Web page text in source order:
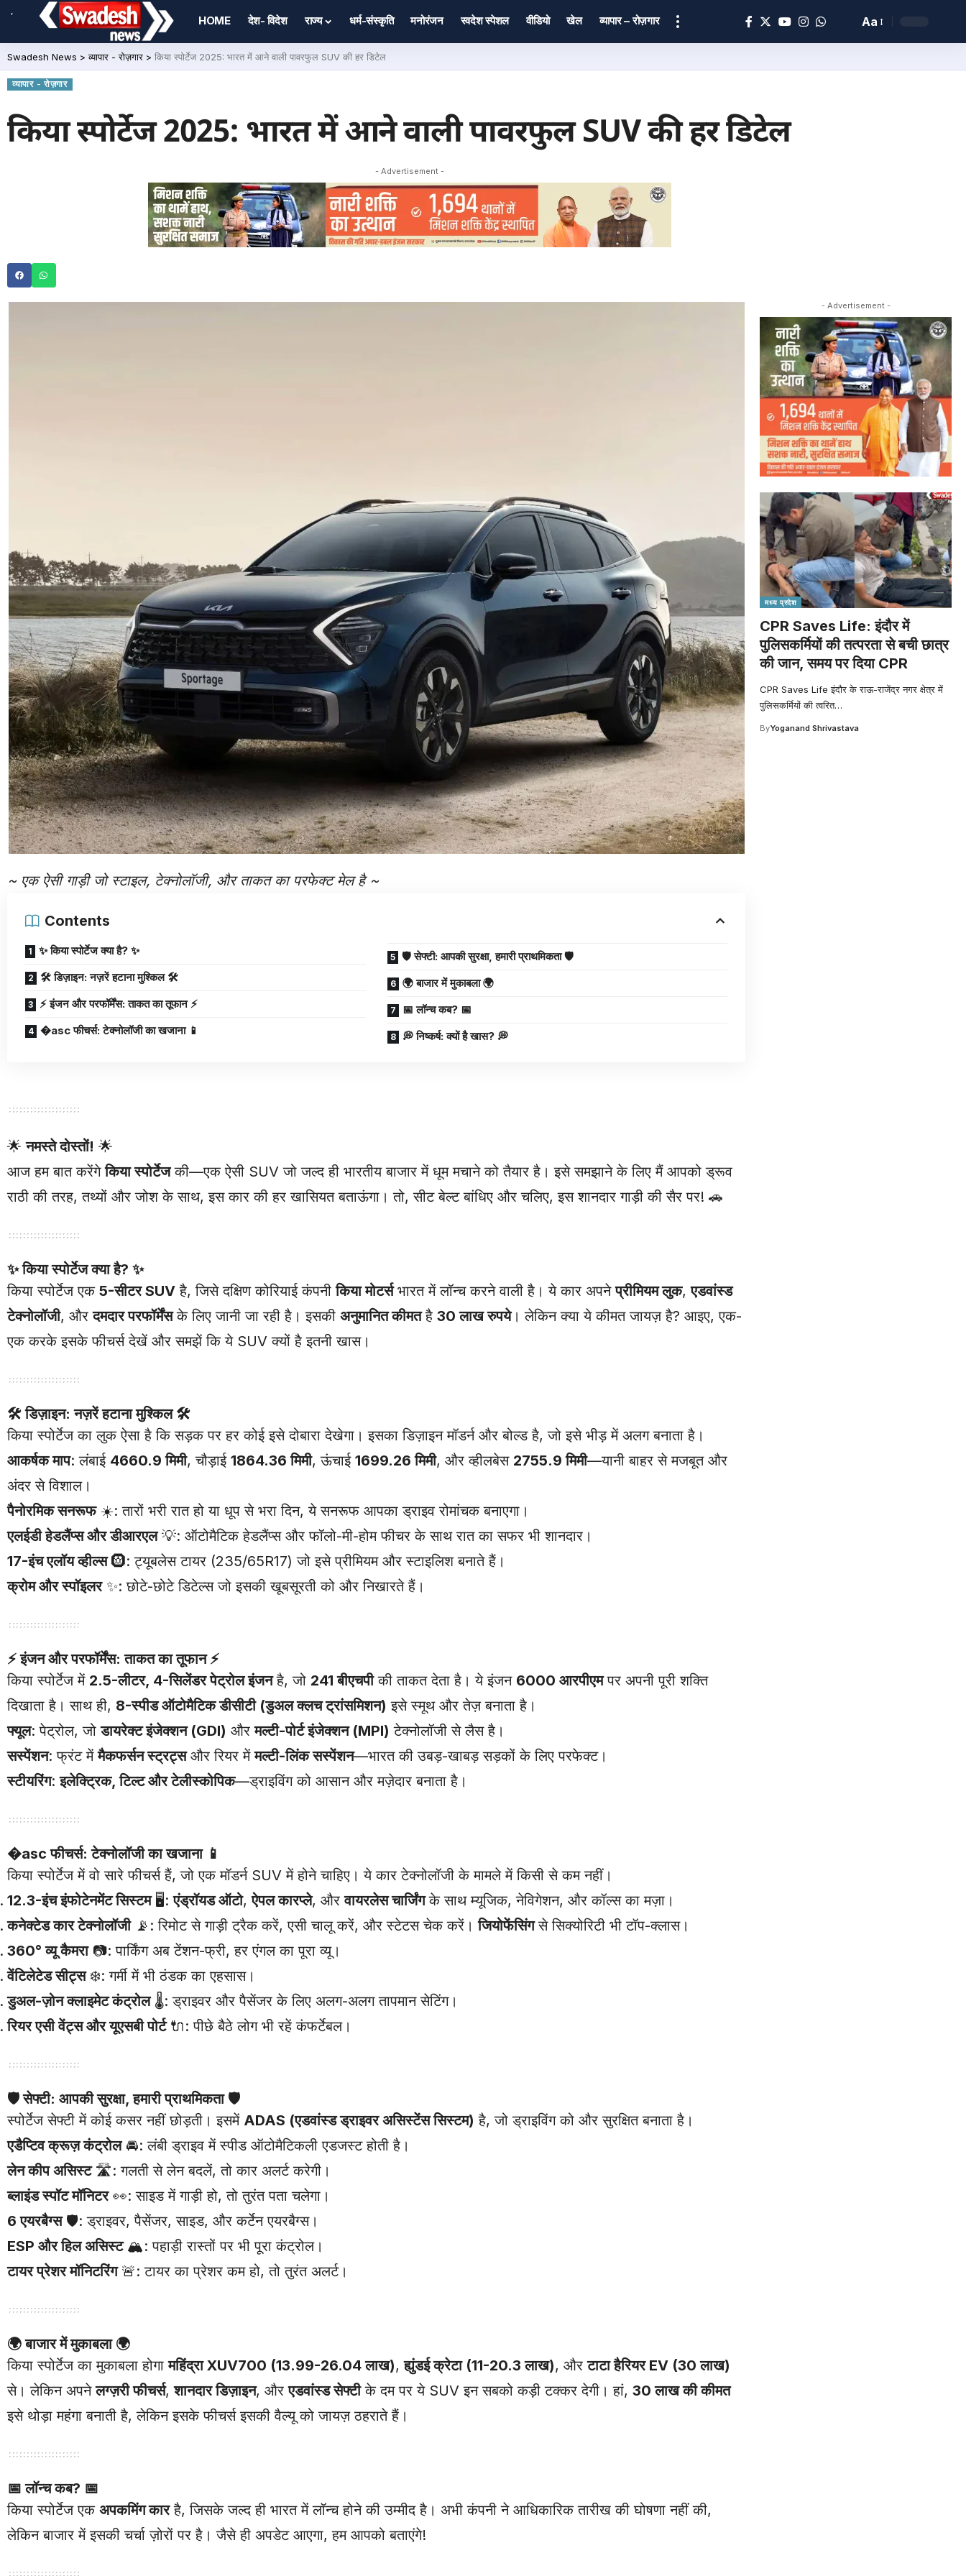
,
HOME देश- विदेश राज्य धर्म-संस्कृति मनोरंजन स्वदेश स्पेशल वीडियो खेल व्यापार – रोज़गार Aa
Swadesh News >व्यापार - रोज़गार > किया स्पोर्टेज 2025: भारत में आने वाली पावरफुल SUV की हर डिटेल
व्यापार - रोज़गार
किया स्पोर्टेज 2025: भारत में आने वाली पावरफुल SUV की हर डिटेल
- Advertisement -
~ एक ऐसी गाड़ी जो स्टाइल, टेक्नोलॉजी, और ताकत का परफेक्ट मेल है ~
Contents
✨ किया स्पोर्टेज क्या है? ✨
🛠️ डिज़ाइन: नज़रें हटाना मुश्किल 🛠️
⚡ इंजन और परफॉर्मेंस: ताकत का तूफान ⚡
�asc फीचर्स: टेक्नोलॉजी का खजाना 📱
🛡️ सेफ्टी: आपकी सुरक्षा, हमारी प्राथमिकता 🛡️
🌍 बाजार में मुकाबला 🌍
📅 लॉन्च कब? 📅
💭 निष्कर्ष: क्यों है खास? 💭
🌟नमस्ते दोस्तों! 🌟
आज हम बात करेंगेकिया स्पोर्टेजकी—एक ऐसी SUV जो जल्द ही भारतीय बाजार में धूम मचाने को तैयार है। इसे समझाने के लिए मैं आपको ड्रूव
राठी की तरह, तथ्यों और जोश के साथ, इस कार की हर खासियत बताऊंगा। तो, सीट बेल्ट बांधिए और चलिए, इस शानदार गाड़ी की सैर पर! 🚗
✨किया स्पोर्टेज क्या है? ✨
किया स्पोर्टेज एक 5-सीटर SUV है, जिसे दक्षिण कोरियाई कंपनीकिया मोटर्सभारत में लॉन्च करने वाली है। ये कार अपनेप्रीमियम लुक,एडवांस्ड
टेक्नोलॉजी, औरदमदार परफॉर्मेंसके लिए जानी जा रही है। इसकी अनुमानित कीमतहै 30 लाख रुपये। लेकिन क्या ये कीमत जायज़ है? आइए, एक-
एक करके इसके फीचर्स देखें और समझें कि ये SUV क्यों है इतनी खास।
🛠️डिज़ाइन: नज़रें हटाना मुश्किल🛠️
किया स्पोर्टेज का लुक ऐसा है कि सड़क पर हर कोई इसे दोबारा देखेगा। इसका डिज़ाइन मॉडर्न और बोल्ड है, जो इसे भीड़ में अलग बनाता है।
आकर्षक माप: लंबाई 4660.9 मिमी, चौड़ाई 1864.36 मिमी, ऊंचाई 1699.26 मिमी, और व्हीलबेस 2755.9 मिमी—यानी बाहर से मजबूत और
अंदर से विशाल।
पैनोरमिक सनरूफ☀️: तारों भरी रात हो या धूप से भरा दिन, ये सनरूफ आपका ड्राइव रोमांचक बनाएगा।
एलईडी हेडलैंप्स और डीआरएल💡: ऑटोमैटिक हेडलैंप्स और फॉलो-मी-होम फीचर के साथ रात का सफर भी शानदार।
17-इंच एलॉय व्हील्स🛞: ट्यूबलेस टायर (235/65R17) जो इसे प्रीमियम और स्टाइलिश बनाते हैं।
क्रोम और स्पॉइलर✨: छोटे-छोटे डिटेल्स जो इसकी खूबसूरती को और निखारते हैं।
⚡इंजन और परफॉर्मेंस: ताकत का तूफान⚡
किया स्पोर्टेज में 2.5-लीटर, 4-सिलेंडर पेट्रोल इंजनहै, जो 241 बीएचपीकी ताकत देता है। ये इंजन 6000 आरपीएमपर अपनी पूरी शक्ति
दिखाता है। साथ ही, 8-स्पीड ऑटोमैटिक डीसीटी (डुअल क्लच ट्रांसमिशन) इसे स्मूथ और तेज़ बनाता है।
फ्यूल: पेट्रोल, जोडायरेक्ट इंजेक्शन (GDI) औरमल्टी-पोर्ट इंजेक्शन (MPI) टेक्नोलॉजी से लैस है।
सस्पेंशन: फ्रंट मेंमैकफर्सन स्ट्रट्सऔर रियर मेंमल्टी-लिंक सस्पेंशन—भारत की उबड़-खाबड़ सड़कों के लिए परफेक्ट।
स्टीयरिंग:इलेक्ट्रिक, टिल्ट और टेलीस्कोपिक—ड्राइविंग को आसान और मज़ेदार बनाता है।
�ascफीचर्स: टेक्नोलॉजी का खजाना📱
किया स्पोर्टेज में वो सारे फीचर्स हैं, जो एक मॉडर्न SUV में होने चाहिए। ये कार टेक्नोलॉजी के मामले में किसी से कम नहीं।
12.3-इंच इंफोटेनमेंट सिस्टम🖥️:एंड्रॉयड ऑटो,ऐपल कारप्ले, औरवायरलेस चार्जिंगके साथ म्यूजिक, नेविगेशन, और कॉल्स का मज़ा।
कनेक्टेड कार टेक्नोलॉजी📡: रिमोट से गाड़ी ट्रैक करें, एसी चालू करें, और स्टेटस चेक करें।जियोफेंसिंगसे सिक्योरिटी भी टॉप-क्लास।
360° व्यू कैमरा📷: पार्किंग अब टेंशन-फ्री, हर एंगल का पूरा व्यू।
वेंटिलेटेड सीट्स❄️: गर्मी में भी ठंडक का एहसास।
डुअल-ज़ोन क्लाइमेट कंट्रोल🌡️: ड्राइवर और पैसेंजर के लिए अलग-अलग तापमान सेटिंग।
रियर एसी वेंट्स और यूएसबी पोर्ट🔌: पीछे बैठे लोग भी रहें कंफर्टेबल।
🛡️सेफ्टी: आपकी सुरक्षा, हमारी प्राथमिकता🛡️
स्पोर्टेज सेफ्टी में कोई कसर नहीं छोड़ती। इसमें ADAS (एडवांस्ड ड्राइवर असिस्टेंस सिस्टम) है, जो ड्राइविंग को और सुरक्षित बनाता है।
एडैप्टिव क्रूज़ कंट्रोल🚘: लंबी ड्राइव में स्पीड ऑटोमैटिकली एडजस्ट होती है।
लेन कीप असिस्ट🛣️: गलती से लेन बदलें, तो कार अलर्ट करेगी।
ब्लाइंड स्पॉट मॉनिटर👀: साइड में गाड़ी हो, तो तुरंत पता चलेगा।
6 एयरबैग्स🛡️: ड्राइवर, पैसेंजर, साइड, और कर्टेन एयरबैग्स।
ESP और हिल असिस्ट🏔️: पहाड़ी रास्तों पर भी पूरा कंट्रोल।
टायर प्रेशर मॉनिटरिंग🚨: टायर का प्रेशर कम हो, तो तुरंत अलर्ट।
🌍बाजार में मुकाबला🌍
किया स्पोर्टेज का मुकाबला होगामहिंद्रा XUV700 (13.99-26.04 लाख),ह्युंडई क्रेटा (11-20.3 लाख), औरटाटा हैरियर EV (30 लाख)
से। लेकिन अपनेलग्ज़री फीचर्स,शानदार डिज़ाइन, औरएडवांस्ड सेफ्टीके दम पर ये SUV इन सबको कड़ी टक्कर देगी। हां, 30 लाख की कीमत
इसे थोड़ा महंगा बनाती है, लेकिन इसके फीचर्स इसकी वैल्यू को जायज़ ठहराते हैं।
📅लॉन्च कब? 📅
किया स्पोर्टेज एक अपकमिंग कारहै, जिसके जल्द ही भारत में लॉन्च होने की उम्मीद है। अभी कंपनी ने आधिकारिक तारीख की घोषणा नहीं की,
लेकिन बाजार में इसकी चर्चा ज़ोरों पर है। जैसे ही अपडेट आएगा, हम आपको बताएंगे!
- Advertisement -
मध्य प्रदेश
CPR Saves Life: इंदौर में
पुलिसकर्मियों की तत्परता से बची छात्र
की जान, समय पर दिया CPR
CPR Saves Life इंदौर के राऊ-राजेंद्र नगर क्षेत्र में
पुलिसकर्मियों की त्वरित…
ByYoganand Shrivastava